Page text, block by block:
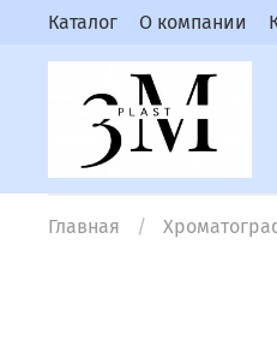
Каталог О компании
Главная